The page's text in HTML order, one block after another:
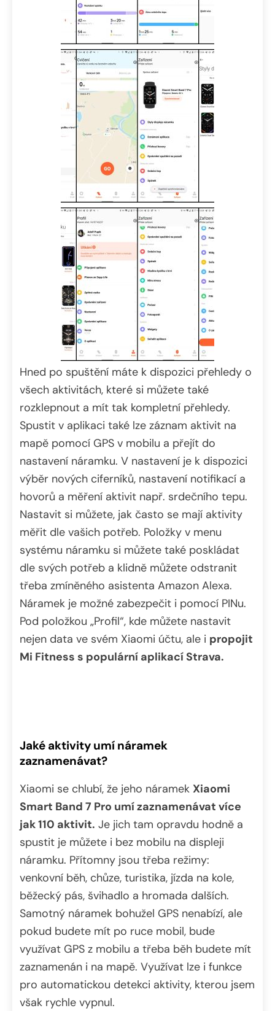
Hned po spuštění máte k dispozici přehledy o
všech aktivitách, které si můžete také
rozklepnout a mít tak kompletní přehledy.
Spustit v aplikaci také lze záznam aktivit na
mapě pomocí GPS v mobilu a přejít do
nastavení náramku. V nastavení je k dispozici
výběr nových ciferníků, nastavení notifikací a
hovorů a měření aktivit např. srdečního tepu.
Nastavit si můžete, jak často se mají aktivity
měřit dle vašich potřeb. Položky v menu
systému náramku si můžete také poskládat
dle svých potřeb a klidně můžete odstranit
třeba zmíněného asistenta Amazon Alexa.
Náramek je možné zabezpečit i pomocí PINu.
Pod položkou „Profil“, kde můžete nastavit
nejen data ve svém Xiaomi účtu, ale i propojit
Mi Fitness s populární aplikací Strava.
Jaké aktivity umí náramek
zaznamenávat?
Xiaomi se chlubí, že jeho náramek Xiaomi
Smart Band 7 Pro umí zaznamenávat více
jak 110 aktivit. Je jich tam opravdu hodně a
spustit je můžete i bez mobilu na displeji
náramku. Přítomny jsou třeba režimy:
venkovní běh, chůze, turistika, jízda na kole,
běžecký pás, švihadlo a hromada dalších.
Samotný náramek bohužel GPS nenabízí, ale
pokud budete mít po ruce mobil, bude
využívat GPS z mobilu a třeba běh budete mít
zaznamenán i na mapě. Využívat lze i funkce
pro automatickou detekci aktivity, kterou jsem
však rychle vypnul.